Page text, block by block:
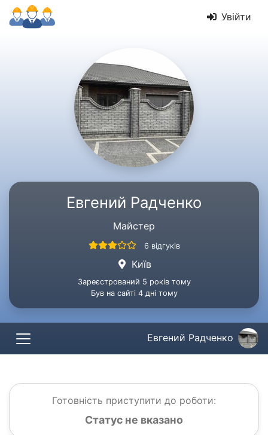
Увійти
Евгений Радченко
Майстер
6 відгуків
Київ
Зареєстрований 5 років тому
Був на сайті 4 дні тому
Евгений Радченко
Готовність приступити до роботи:
Статус не вказано